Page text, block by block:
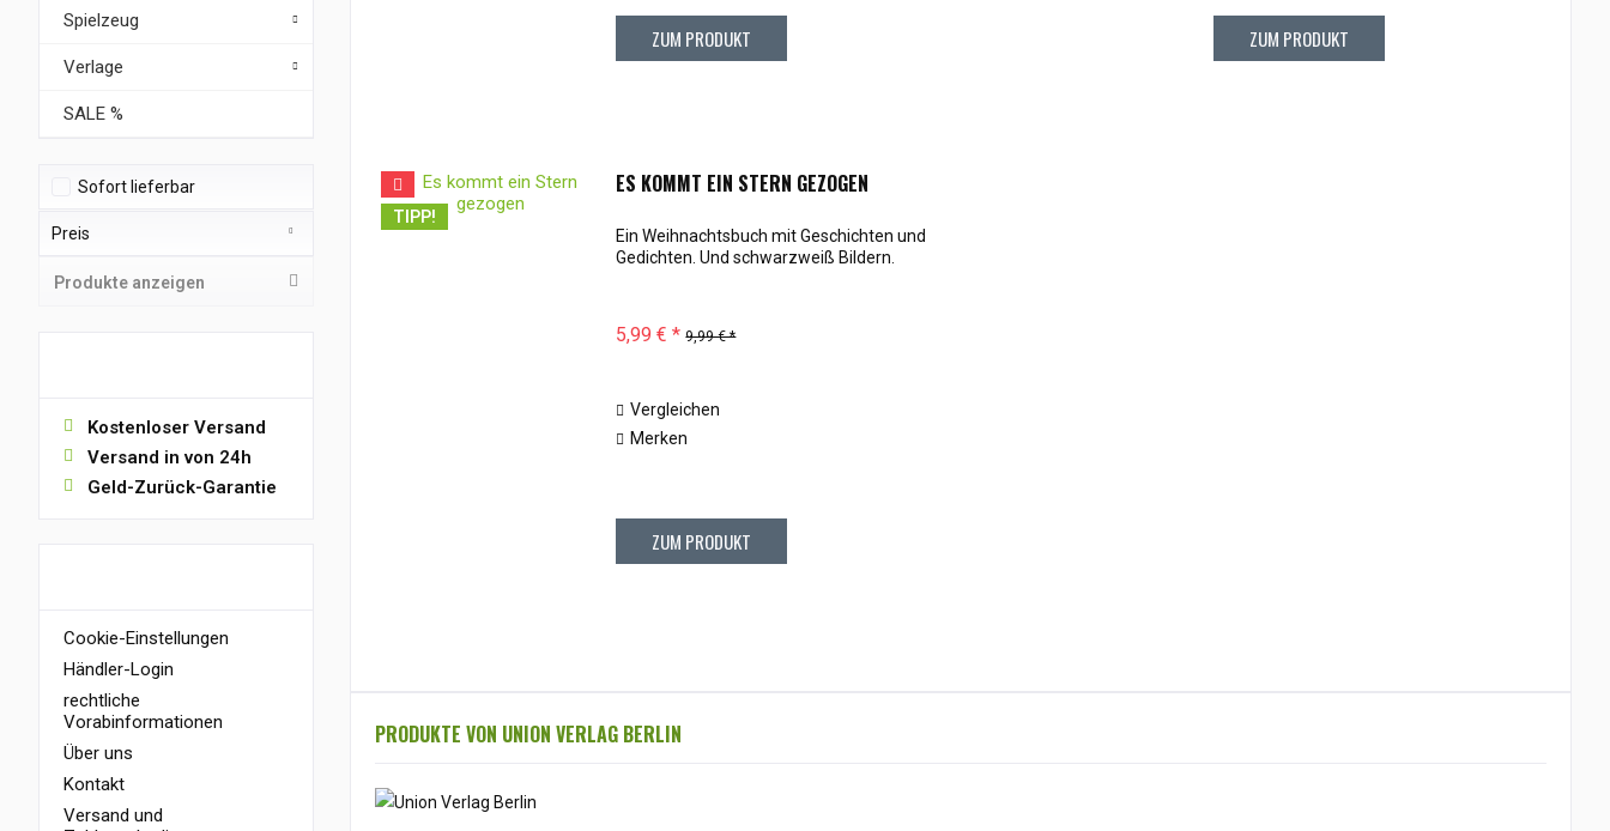
Spielzeug
Verlage
SALE %
Sofort lieferbar
Preis
Produkte anzeigen
Kostenloser Versand
Versand in von 24h
Geld-Zurück-Garantie
Cookie-Einstellungen
Händler-Login
rechtliche
Vorabinformationen
Über uns
Kontakt
Versand und
ZUM PRODUKT ZUM PRODUKT
TIPP!
ES KOMMT EIN STERN GEZOGEN
Ein Weihnachtsbuch mit Geschichten und
Gedichten. Und schwarzweiß Bildern.
5,99 € * 9,99 € *
Vergleichen
Merken
ZUM PRODUKT
PRODUKTE VON UNION VERLAG BERLIN